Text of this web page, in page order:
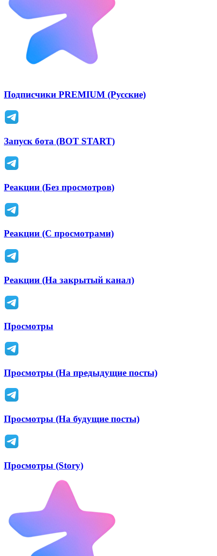
Подписчики PREMIUM (Русские)
Запуск бота (BOT START)
Реакции (Без просмотров)
Реакции (С просмотрами)
Реакции (На закрытый канал)
Просмотры
Просмотры (На предыдущие посты)
Просмотры (На будущие посты)
Просмотры (Story)